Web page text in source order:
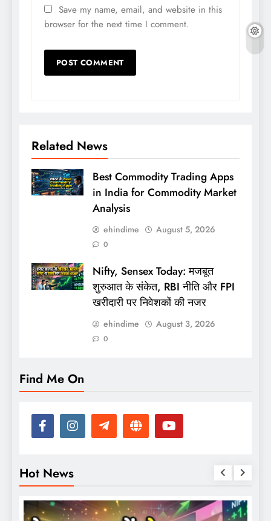
Save my name, email, and website in this
browser for the next time I comment.
Related News
Best Commodity Trading Apps
in India for Commodity Market
Analysis
ehindime August 5, 2026
0
Nifty, Sensex Today: मजबूत
शुरुआत के संकेत, RBI नीति और FPI
खरीदारी पर निवेशकों की नजर
ehindime August 3, 2026
0
Find Me On
Hot News